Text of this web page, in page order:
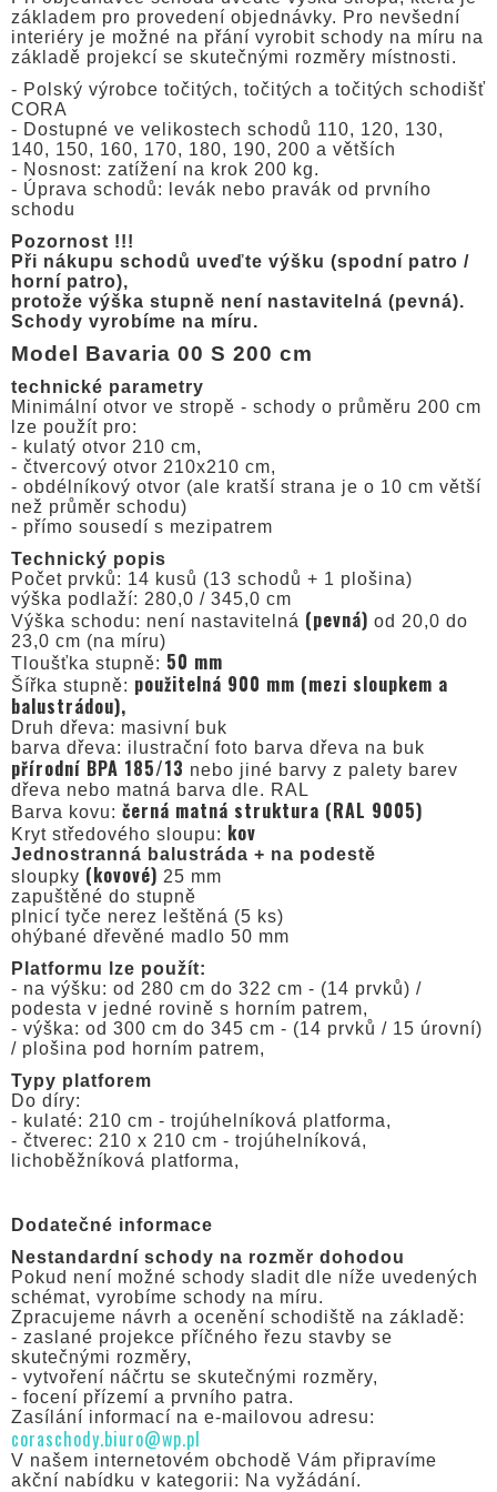
základem pro provedení objednávky. Pro nevšední
interiéry je možné na přání vyrobit schody na míru na
základě projekcí se skutečnými rozměry místnosti.
- Polský výrobce točitých, točitých a točitých schodišť
CORA
- Dostupné ve velikostech schodů 110, 120, 130,
140, 150, 160, 170, 180, 190, 200 a větších
- Nosnost: zatížení na krok 200 kg.
- Úprava schodů: levák nebo pravák od prvního
schodu
Pozornost !!!
Při nákupu schodů uveďte výšku (spodní patro /
horní patro),
protože výška stupně není nastavitelná (pevná).
Schody vyrobíme na míru.
Model Bavaria 00 S 200 cm
technické parametry
Minimální otvor ve stropě - schody o průměru 200 cm
lze použít pro:
- kulatý otvor 210 cm,
- čtvercový otvor 210x210 cm,
- obdélníkový otvor (ale kratší strana je o 10 cm větší
než průměr schodu)
- přímo sousedí s mezipatrem
Technický popis
Počet prvků: 14 kusů (13 schodů + 1 plošina)
výška podlaží: 280,0 / 345,0 cm
Výška schodu: není nastavitelná (pevná) od 20,0 do
23,0 cm (na míru)
Tloušťka stupně: 50 mm
Šířka stupně: použitelná 900 mm (mezi sloupkem a
balustrádou),
Druh dřeva: masivní buk
barva dřeva: ilustrační foto barva dřeva na buk
přírodní BPA 185/13 nebo jiné barvy z palety barev
dřeva nebo matná barva dle. RAL
Barva kovu: černá matná struktura (RAL 9005)
Kryt středového sloupu: kov
Jednostranná balustráda + na podestě
sloupky (kovové) 25 mm
zapuštěné do stupně
plnicí tyče nerez leštěná (5 ks)
ohýbané dřevěné madlo 50 mm
Platformu lze použít:
- na výšku: od 280 cm do 322 cm - (14 prvků) /
podesta v jedné rovině s horním patrem,
- výška: od 300 cm do 345 cm - (14 prvků / 15 úrovní)
/ plošina pod horním patrem,
Typy platforem
Do díry:
- kulaté: 210 cm - trojúhelníková platforma,
- čtverec: 210 x 210 cm - trojúhelníková,
lichoběžníková platforma,
Dodatečné informace
Nestandardní schody na rozměr dohodou
Pokud není možné schody sladit dle níže uvedených
schémat, vyrobíme schody na míru.
Zpracujeme návrh a ocenění schodiště na základě:
- zaslané projekce příčného řezu stavby se
skutečnými rozměry,
- vytvoření náčrtu se skutečnými rozměry,
- focení přízemí a prvního patra.
Zasílání informací na e-mailovou adresu:
coraschody.biuro@wp.pl
V našem internetovém obchodě Vám připravíme
akční nabídku v kategorii: Na vyžádání.